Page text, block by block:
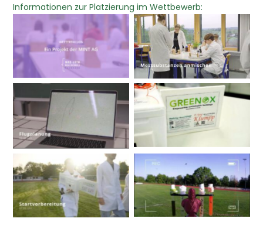
Informationen zur Platzierung im Wettbewerb: